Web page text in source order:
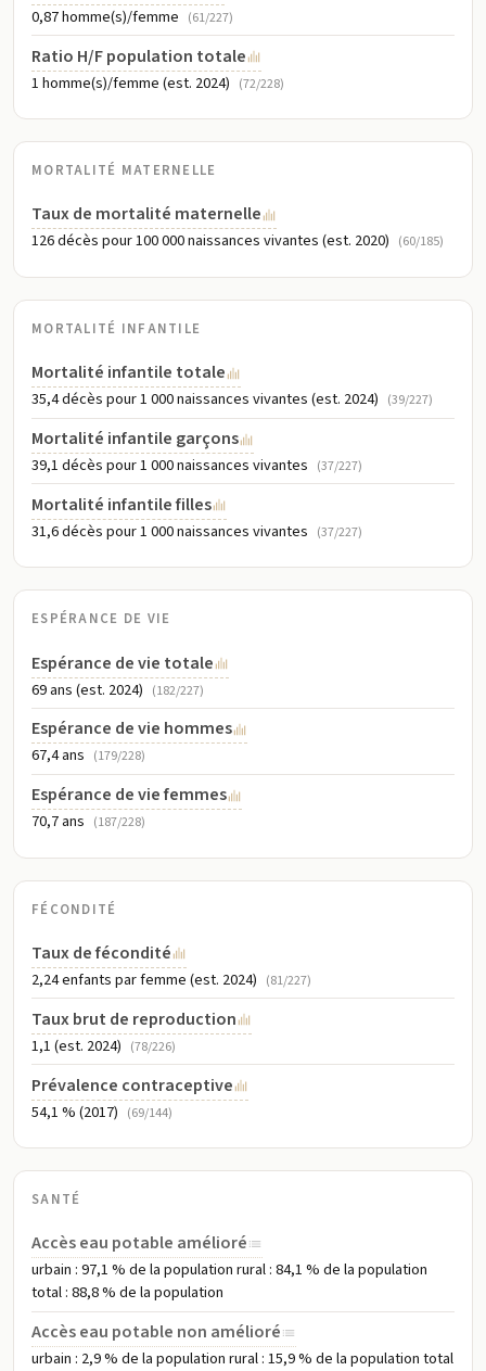
0,87 homme(s)/femme (61/227)
Ratio H/F population totale
1 homme(s)/femme (est. 2024) (72/228)
MORTALITÉ MATERNELLE
Taux de mortalité maternelle
126 décès pour 100 000 naissances vivantes (est. 2020) (60/185)
MORTALITÉ INFANTILE
Mortalité infantile totale
35,4 décès pour 1 000 naissances vivantes (est. 2024) (39/227)
Mortalité infantile garçons
39,1 décès pour 1 000 naissances vivantes (37/227)
Mortalité infantile filles
31,6 décès pour 1 000 naissances vivantes (37/227)
ESPÉRANCE DE VIE
Espérance de vie totale
69 ans (est. 2024) (182/227)
Espérance de vie hommes
67,4 ans (179/228)
Espérance de vie femmes
70,7 ans (187/228)
FÉCONDITÉ
Taux de fécondité
2,24 enfants par femme (est. 2024) (81/227)
Taux brut de reproduction
1,1 (est. 2024) (78/226)
Prévalence contraceptive
54,1 % (2017) (69/144)
SANTÉ
Accès eau potable amélioré
urbain : 97,1 % de la population rural : 84,1 % de la population
total : 88,8 % de la population
Accès eau potable non amélioré
urbain : 2,9 % de la population rural : 15,9 % de la population total